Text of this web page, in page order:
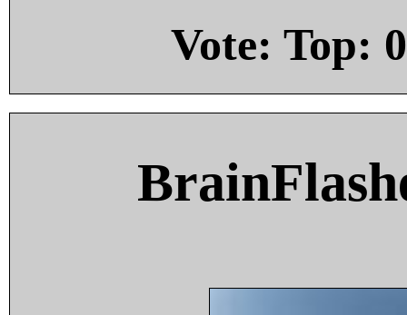
Vote: Top: 0